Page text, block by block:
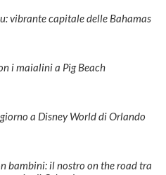
vibrante capitale delle Bahamas
i maialini a Pig Beach
a Disney World di Orlando
bambini: il nostro on the road tra